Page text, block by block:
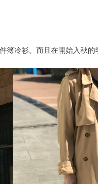
簿冷衫。 而且在開始入秋的